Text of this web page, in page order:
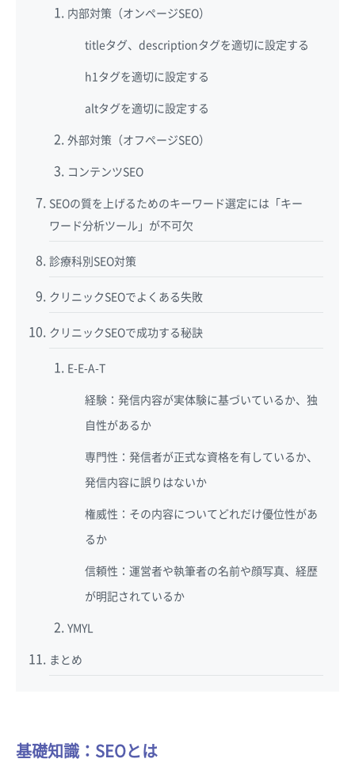
内部対策（オンページSEO）
titleタグ、descriptionタグを適切に設定する
h1タグを適切に設定する
altタグを適切に設定する
外部対策（オフページSEO）
コンテンツSEO
SEOの質を上げるためのキーワード選定には「キー
ワード分析ツール」が不可欠
診療科別SEO対策
クリニックSEOでよくある失敗
クリニックSEOで成功する秘訣
E-E-A-T
経験：発信内容が実体験に基づいているか、独
自性があるか
専門性：発信者が正式な資格を有しているか、
発信内容に誤りはないか
権威性：その内容についてどれだけ優位性があ
るか
信頼性：運営者や執筆者の名前や顔写真、経歴
が明記されているか
YMYL
まとめ
基礎知識：SEOとは